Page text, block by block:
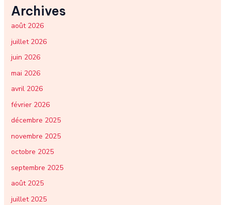
Archives
août 2026
juillet 2026
juin 2026
mai 2026
avril 2026
février 2026
décembre 2025
novembre 2025
octobre 2025
septembre 2025
août 2025
juillet 2025